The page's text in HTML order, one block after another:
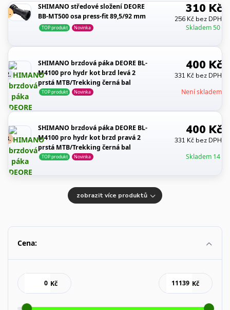
1.
SHIMANO středové složení DEORE
BB-MT500 osa press-fit 89,5/92 mm
Skladem 50
TOP produkt Novinka
310 Kč
256 Kč bez DPH
2.
SHIMANO brzdová páka DEORE BL-
M4100 pro hydr kot brzd levá 2
prstá MTB/Trekking černá bal
Není skladem
TOP produkt Novinka
400 Kč
331 Kč bez DPH
3.
SHIMANO brzdová páka DEORE BL-
M4100 pro hydr kot brzd pravá 2
prstá MTB/Trekking černá bal
Skladem 14
TOP produkt Novinka
400 Kč
331 Kč bez DPH
zobrazit více produktů
Cena:
Kč Kč